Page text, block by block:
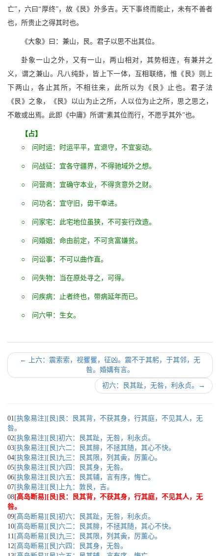
亡”，六曰“厚终”，故《艮》外多吉。天下事终而能止，未有不善者
也，所贵止之得其时也。
《大象》曰：兼山，艮。君子以思不出其位。
卦象一山之外，又有一山，两山相对，其势相连，有兼并之
义，谓之兼山。凡八纯卦，皆上下一体，互相联络，惟《艮》则上
下两山，各止其所，不相往来，此所以为《艮》止也。君子法
《艮》之象，《艮》以山为止之所，人以位为止之所，思之思之，
不敢或出焉。此即《中庸》所谓“素其位而行，不愿乎其外”也。
【占】
○ 问时运：时运平平，宜退守，不宜妄动。
○ 问战征：宜各守疆界，不得驰域外之想。
○ 问营商：宜确守本业，不得贪意外之财。
○ 问功名：宜守旧，毋干幸进。
○ 问家宅：此宅地位虽狭，不可妄行改造。
○ 问婚姻：命由前定，不可贪富嫌贫。
○ 问讼事：不可以曲作直。
○ 问失物：当在原处寻之，可得。
○ 问疾病：止者终也，带病延年而已。
○ 问六甲：生女。
←
上六：震索索，视矍矍，征凶。震不于其躬，于其邻，无
咎。婚媾有言。
初六：艮其趾，无咎，利永贞。 →
01 [执象易注][艮]艮：艮其背，不获其身，行其庭，不见其人，无
咎。
02[执象易注][艮]初六：艮其趾，无咎，利永贞。
03[执象易注][艮]六二：艮其腓，不拯其随，其心不快。
04[执象易注][艮]九三：艮其限，列其夤，厉薰心。
05[执象易注][艮]六四：艮其身，无咎。
06[执象易注][艮]六五：艮其辅，言有序，悔亡。
07[执象易注][艮]上九：敦艮，吉。
08[高岛断易][艮]艮：艮其背，不获其身，行其庭，不见其人，无
咎。
09[高岛断易][艮]初六：艮其趾，无咎，利永贞。
10[高岛断易][艮]六二：艮其腓，不拯其随，其心不快。
11 [高岛断易][艮]九三：艮其限，列其夤，厉薰心。
12[高岛断易][艮]六四：艮其身，无咎。